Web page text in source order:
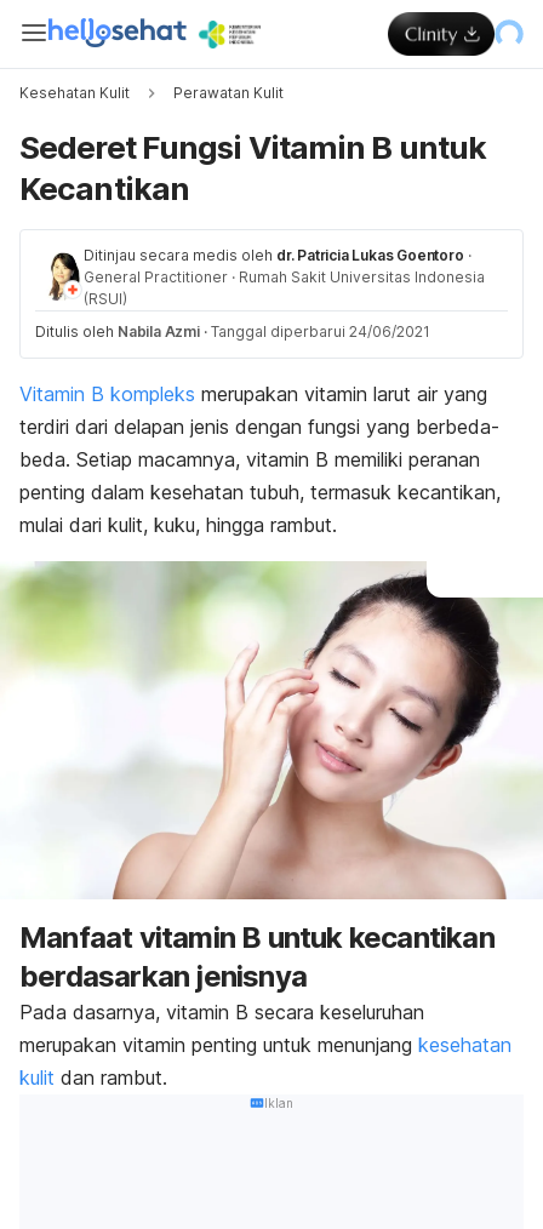
Kesehatan Kulit Perawatan Kulit
Sederet Fungsi Vitamin B untuk
Kecantikan
Ditinjau secara medis oleh dr. Patricia Lukas Goentoro ·
General Practitioner · Rumah Sakit Universitas Indonesia
(RSUI)
Ditulis oleh Nabila Azmi · Tanggal diperbarui 24/06/2021
Vitamin B kompleks merupakan vitamin larut air yang
terdiri dari delapan jenis dengan fungsi yang berbeda-
beda. Setiap macamnya, vitamin B memiliki peranan
penting dalam kesehatan tubuh, termasuk kecantikan,
mulai dari kulit, kuku, hingga rambut.
Manfaat vitamin B untuk kecantikan
berdasarkan jenisnya
Pada dasarnya, vitamin B secara keseluruhan
merupakan vitamin penting untuk menunjang kesehatan
kulit dan rambut.
Iklan